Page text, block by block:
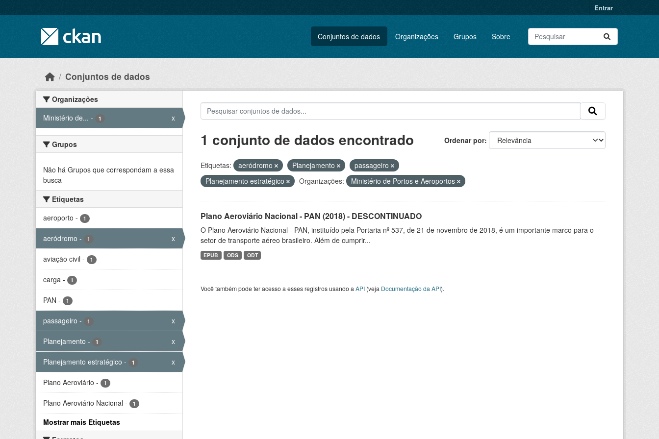
Entrar
Conjuntos de dados Organizações Grupos Sobre
Conjuntos de dados
Organizações
Ministério de... - 1 x
Grupos
Não há Grupos que correspondam a essa
busca
Etiquetas
aeroporto - 1
aeródromo - 1 x
aviação civil - 1
carga - 1
PAN - 1
passageiro - 1 x
Planejamento - 1 x
Planejamento estratégico - 1 x
Plano Aeroviário - 1
Plano Aeroviário Nacional - 1
Mostrar mais Etiquetas
Ordenar por
1 conjunto de dados encontrado
Etiquetas: aeródromo Planejamento
passageiro
Planejamento estratégico
Organizações: Ministério de Portos e Aeroportos
Plano Aeroviário Nacional - PAN (2018) - DESCONTINUADO
O Plano Aeroviário Nacional - PAN, instituído pela Portaria nº 537, de 21 de novembro de 2018, é um importante marco para o
setor de transporte aéreo brasileiro. Além de cumprir...
EPUB ODS ODT
Você também pode ter acesso a esses registros usando a API(veja Documentação da API).